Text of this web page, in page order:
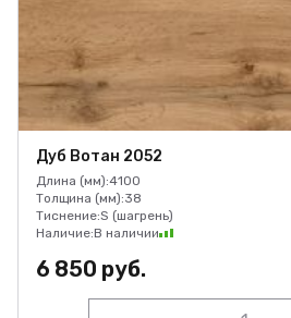
Дуб Вотан 2052
Длина (мм):4100
Толщина (мм):38
Тиснение:S (шагрень)
Наличие:В наличии
6 850 руб.